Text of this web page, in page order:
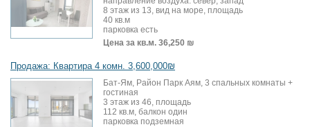
8 этаж из 13, вид на море, площадь
40 кв.м
парковка есть
Цена за кв.м. 36,250 ₪
Продажа: Квартира 4 комн. 3,600,000₪
Бат-Ям, Район Парк Аям, 3 спальных комнаты +
гостиная
3 этаж из 46, площадь
112 кв.м, балкон один
парковка подземная